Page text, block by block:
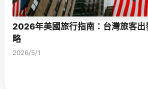
2026年美國旅行指南：台灣旅客出
略
2026/5/1